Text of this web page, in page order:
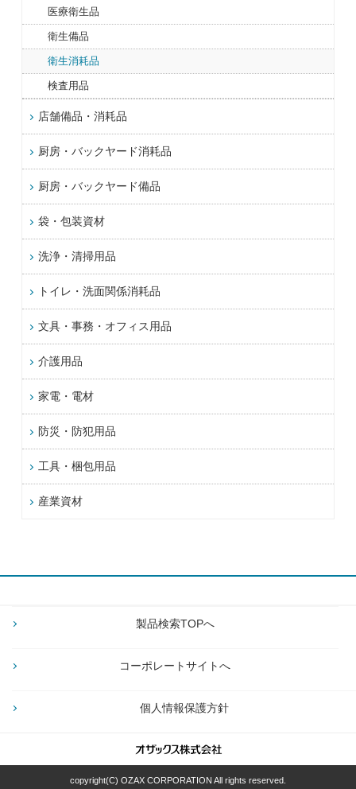
医療衛生品
衛生備品
衛生消耗品
検査用品
店舗備品・消耗品
厨房・バックヤード消耗品
厨房・バックヤード備品
袋・包装資材
洗浄・清掃用品
トイレ・洗面関係消耗品
文具・事務・オフィス用品
介護用品
家電・電材
防災・防犯用品
工具・梱包用品
産業資材
製品検索TOPへ
コーポレートサイトへ
個人情報保護方針
copyright(C) OZAX CORPORATION All rights reserved.